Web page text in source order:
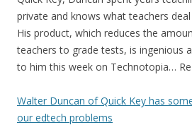
private and knows what teachers
His product, which reduces the
teachers to grade tests, is ingenious
to him this week on Technotopia…
Walter Duncan of Quick Key has
our edtech problems